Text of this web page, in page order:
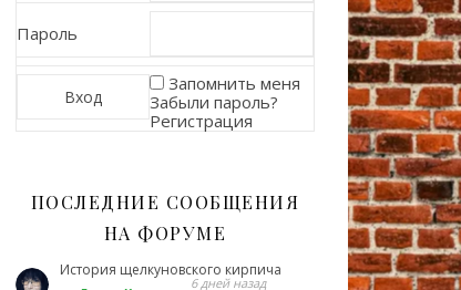
Пароль
Запомнить меня
Забыли пароль?
Регистрация
ПОСЛЕДНИЕ СООБЩЕНИЯ
НА ФОРУМЕ
История щелкуновского кирпича
6 дней назад